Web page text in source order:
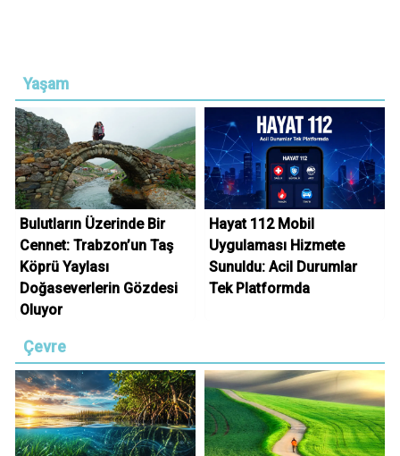
Yaşam
Bulutların Üzerinde Bir
Cennet: Trabzon’un Taş
Köprü Yaylası
Doğaseverlerin Gözdesi
Oluyor
Hayat 112 Mobil
Uygulaması Hizmete
Sunuldu: Acil Durumlar
Tek Platformda
Çevre